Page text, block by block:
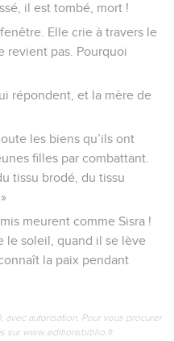
il est tombé, mort !
Elle crie à travers le
revient pas. Pourquoi
répondent, et la mère de
les biens qu’ils ont
filles par combattant.
tissu brodé, du tissu
meurent comme Sisra !
le soleil, quand il se lève
la paix pendant
autorisation. Pour vous procurer
sur www.editionsbiblio.fr